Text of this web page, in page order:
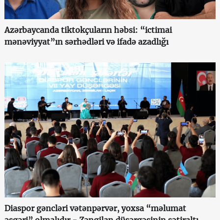
Azərbaycanda tiktokçuların həbsi: “ictimai
mənəviyyat”ın sərhədləri və ifadə azadlığı
Diaspor gəncləri vətənpərvər, yoxsa “məlumat